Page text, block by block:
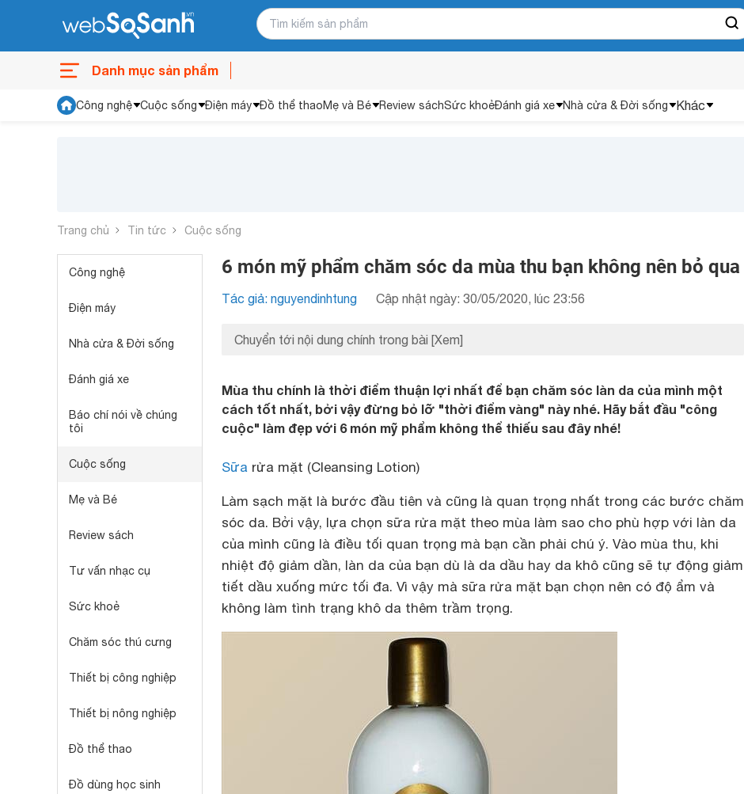
Danh mục sản phẩm
Công nghệ Cuộc sống Điện máy Đồ thể thaoMẹ và Bé Review sáchSức khoẻĐánh giá xe Nhà cửa & Đời sống Khác
Trang chủ Tin tức Cuộc sống
Công nghệ
Điện máy
Nhà cửa & Đời sống
Đánh giá xe
Báo chí nói về chúng
tôi
Cuộc sống
Mẹ và Bé
Review sách
Tư vấn nhạc cụ
Sức khoẻ
Chăm sóc thú cưng
Thiết bị công nghiệp
Thiết bị nông nghiệp
Đồ thể thao
Đồ dùng học sinh
6 món mỹ phẩm chăm sóc da mùa thu bạn không nên bỏ qua
Tác giả: nguyendinhtung Cập nhật ngày: 30/05/2020, lúc 23:56
Chuyển tới nội dung chính trong bài [Xem]
Mùa thu chính là thời điểm thuận lợi nhất để bạn chăm sóc làn da của mình một
cách tốt nhất, bởi vậy đừng bỏ lỡ "thời điểm vàng" này nhé. Hãy bắt đầu "công
cuộc" làm đẹp với 6 món mỹ phẩm không thể thiếu sau đây nhé!
Sữa rửa mặt (Cleansing Lotion)
Làm sạch mặt là bước đầu tiên và cũng là quan trọng nhất trong các bước chăm
sóc da. Bởi vậy, lựa chọn sữa rửa mặt theo mùa làm sao cho phù hợp với làn da
của mình cũng là điều tối quan trọng mà bạn cần phải chú ý. Vào mùa thu, khi
nhiệt độ giảm dần, làn da của bạn dù là da dầu hay da khô cũng sẽ tự động giảm
tiết dầu xuống mức tối đa. Vì vậy mà sữa rửa mặt bạn chọn nên có độ ẩm và
không làm tình trạng khô da thêm trầm trọng.